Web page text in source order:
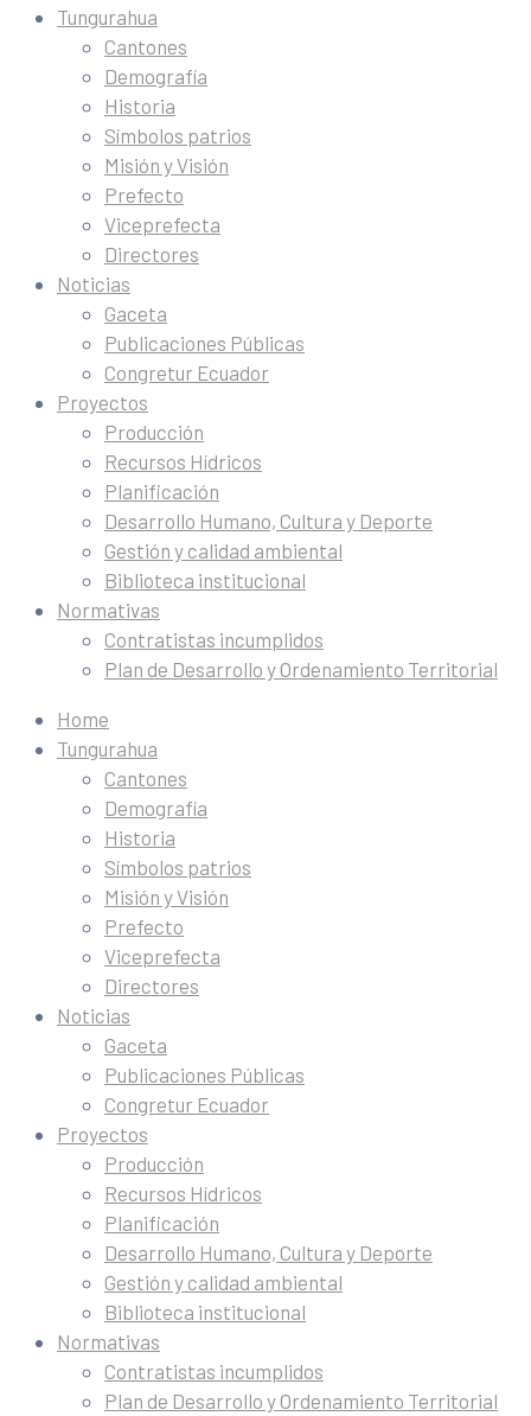
Tungurahua
Cantones
Demografía
Historia
Símbolos patrios
Misión y Visión
Prefecto
Viceprefecta
Directores
Noticias
Gaceta
Publicaciones Públicas
Congretur Ecuador
Proyectos
Producción
Recursos Hídricos
Planificación
Desarrollo Humano, Cultura y Deporte
Gestión y calidad ambiental
Biblioteca institucional
Normativas
Contratistas incumplidos
Plan de Desarrollo y Ordenamiento Territorial
Home
Tungurahua
Cantones
Demografía
Historia
Símbolos patrios
Misión y Visión
Prefecto
Viceprefecta
Directores
Noticias
Gaceta
Publicaciones Públicas
Congretur Ecuador
Proyectos
Producción
Recursos Hídricos
Planificación
Desarrollo Humano, Cultura y Deporte
Gestión y calidad ambiental
Biblioteca institucional
Normativas
Contratistas incumplidos
Plan de Desarrollo y Ordenamiento Territorial